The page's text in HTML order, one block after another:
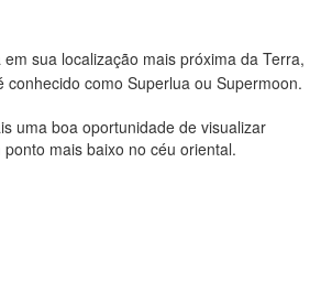
sua localização mais próxima da Terra,
como Superlua ou Supermoon.
uma boa oportunidade de visualizar
mais baixo no céu oriental.